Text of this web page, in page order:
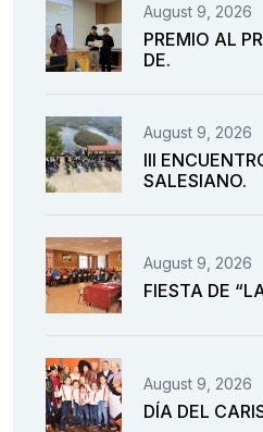
August 9, 2026
PREMIO AL
DE.
August 9, 2026
III
SALESIANO.
August 9, 2026
FIESTA DE
August 9, 2026
DÍA DEL